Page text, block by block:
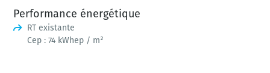
Performance énergétique
RT existante
Cep : 74 kWhep / m²